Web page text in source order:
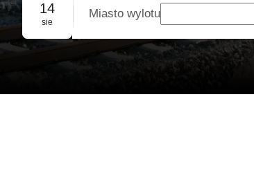
Rezerwacja grupowa
14
sie
Miasto wylotu